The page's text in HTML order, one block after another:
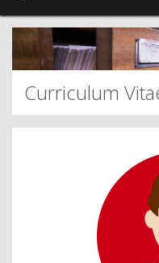
Curriculum